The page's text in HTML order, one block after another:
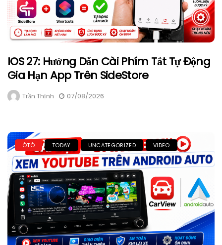
IOS 27: Hướng Dẫn Cài Phím Tắt Tự Động
Gia Hạn App Trên SideStore
Trần Thịnh 07/08/2026
ÔTÔ TODAY UNCATEGORIZED VIDEO